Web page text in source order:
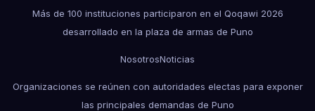
Más de 100 instituciones participaron en el Qoqawi 2026
desarrollado en la plaza de armas de Puno
NosotrosNoticias
Organizaciones se reúnen con autoridades electas para exponer
las principales demandas de Puno